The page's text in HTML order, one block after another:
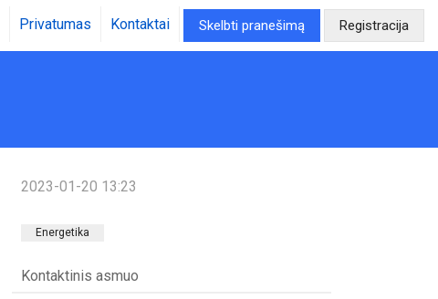
Privatumas Kontaktai Skelbti pranešimą Registracija
2023-01-20 13:23
Energetika
Kontaktinis asmuo